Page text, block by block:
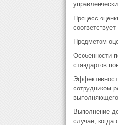
Процесс
Предметом
Особенности
стандартов
сотрудником
Выполнение
случае, когда